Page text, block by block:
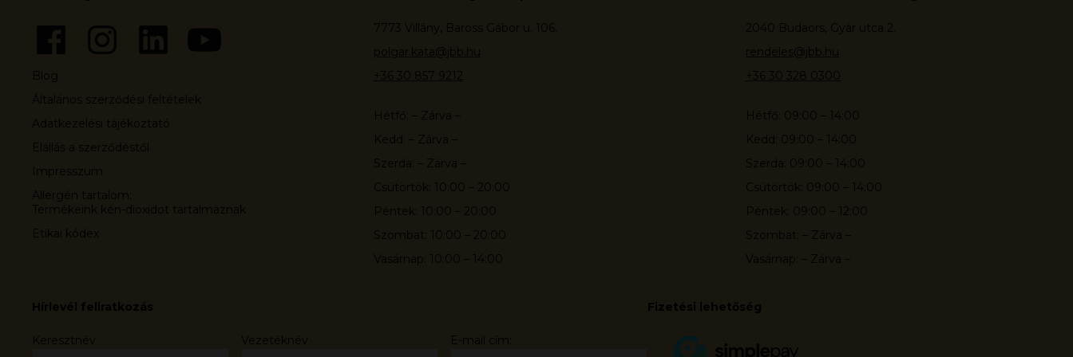
Blog
Általános szerződési feltételek
Adatkezelési tájékoztató
Elállás a szerződéstől
Impresszum
Allergén tartalom:
Termékeink kén-dioxidot tartalmaznak
Etikai kódex
7773 Villány, Baross Gábor u. 106.
polgar.kata@jbb.hu
+36 30 857 9212
Hétfő: – Zárva –
Kedd: – Zárva –
Szerda: – Zárva –
Csütörtök: 10:00 – 20:00
Péntek: 10:00 – 20:00
Szombat: 10:00 – 20:00
Vasárnap: 10:00 – 14:00
2040 Budaörs, Gyár utca 2.
rendeles@jbb.hu
+36 30 328 0300
Hétfő: 09:00 – 14:00
Kedd: 09:00 – 14:00
Szerda: 09:00 – 14:00
Csütörtök: 09:00 – 14:00
Péntek: 09:00 – 12:00
Szombat: – Zárva –
Vasárnap: – Zárva –
Hírlevél feliratkozás
Keresztnév Vezetéknév E-mail cím:
Fizetési lehetőség